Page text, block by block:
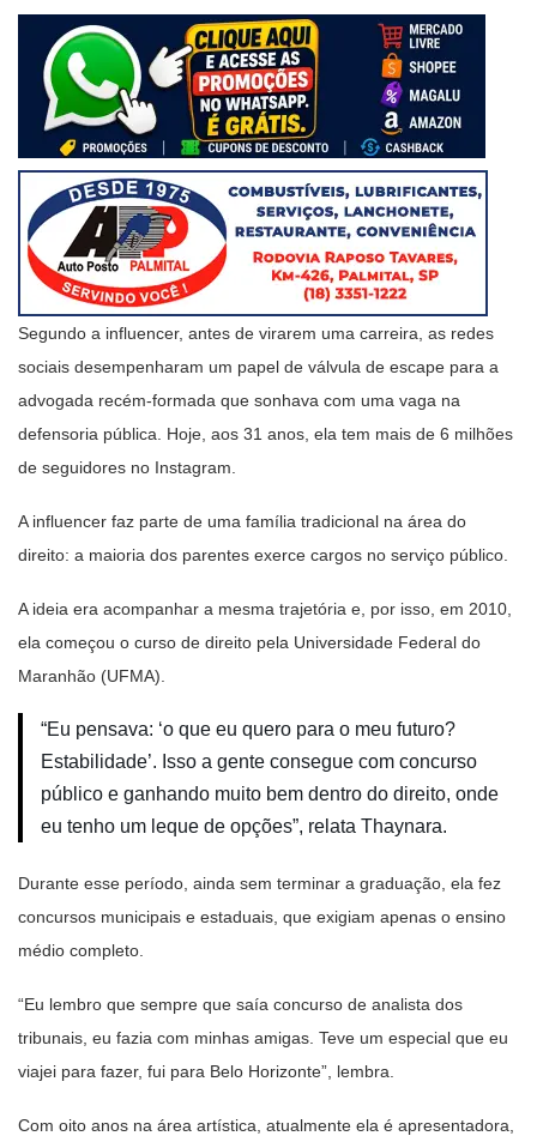
Segundo a influencer, antes de virarem uma carreira, as redes
sociais desempenharam um papel de válvula de escape para a
advogada recém-formada que sonhava com uma vaga na
defensoria pública. Hoje, aos 31 anos, ela tem mais de 6 milhões
de seguidores no Instagram.
A influencer faz parte de uma família tradicional na área do
direito: a maioria dos parentes exerce cargos no serviço público.
A ideia era acompanhar a mesma trajetória e, por isso, em 2010,
ela começou o curso de direito pela Universidade Federal do
Maranhão (UFMA).
“Eu pensava: ‘o que eu quero para o meu futuro?
Estabilidade’. Isso a gente consegue com concurso
público e ganhando muito bem dentro do direito, onde
eu tenho um leque de opções”, relata Thaynara.
Durante esse período, ainda sem terminar a graduação, ela fez
concursos municipais e estaduais, que exigiam apenas o ensino
médio completo.
“Eu lembro que sempre que saía concurso de analista dos
tribunais, eu fazia com minhas amigas. Teve um especial que eu
viajei para fazer, fui para Belo Horizonte”, lembra.
Com oito anos na área artística, atualmente ela é apresentadora,